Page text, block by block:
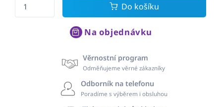
Do košíku
Na objednávku
Věrnostní program
Odměňujeme věrné zákazníky
Odborník na telefonu
Poradíme s výběrem i obsluhou